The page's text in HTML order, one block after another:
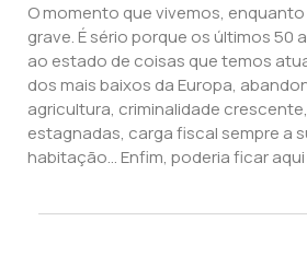
O momento que vivemos,
grave. É sério porque os últimos 50
ao estado de coisas que temos
dos mais baixos da Europa,
agricultura, criminalidade
estagnadas, carga fiscal sempre a
habitação… Enfim, poderia ficar